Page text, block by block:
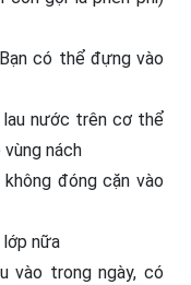
có thể đựng vào
lau nước trên cơ thể
nách
đóng cặn vào
lớp nữa
vào trong ngày, có